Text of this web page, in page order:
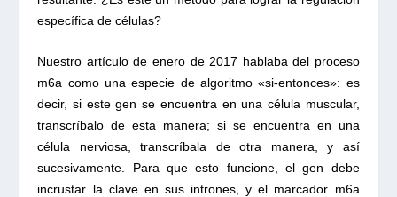
específica de células?
Nuestro artículo de enero de 2017 hablaba del proceso
m6a como una especie de algoritmo «si-entonces»: es
decir, si este gen se encuentra en una célula muscular,
transcríbalo de esta manera; si se encuentra en una
célula nerviosa, transcríbala de otra manera, y así
sucesivamente. Para que esto funcione, el gen debe
incrustar la clave en sus intrones, y el marcador m6a